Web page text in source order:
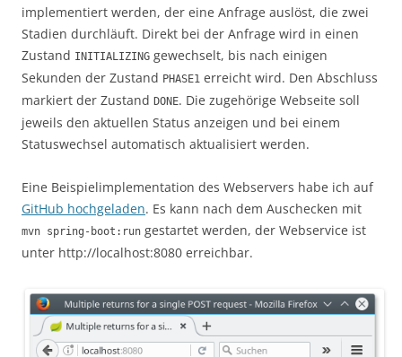
implementiert werden, der eine Anfrage auslöst, die zwei
Stadien durchläuft. Direkt bei der Anfrage wird in einen
Zustand INITIALIZING gewechselt, bis nach einigen
Sekunden der Zustand PHASE1 erreicht wird. Den Abschluss
markiert der Zustand DONE. Die zugehörige Webseite soll
jeweils den aktuellen Status anzeigen und bei einem
Statuswechsel automatisch aktualisiert werden.
Eine Beispielimplementation des Webservers habe ich auf
GitHub hochgeladen. Es kann nach dem Auschecken mit
mvn spring-boot:run gestartet werden, der Webservice ist
unter http://localhost:8080 erreichbar.